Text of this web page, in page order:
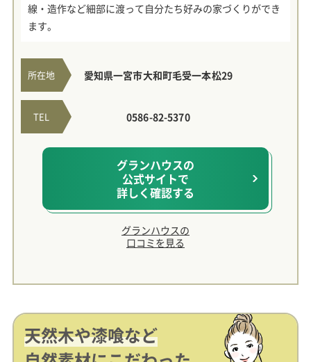
線・造作など細部に渡って自分たち好みの家づくりができ
ます。
所在地 愛知県一宮市大和町毛受一本松29
TEL 0586-82-5370
グランハウスの
公式サイトで
詳しく確認する
グランハウスの
口コミを見る
天然木や漆喰など